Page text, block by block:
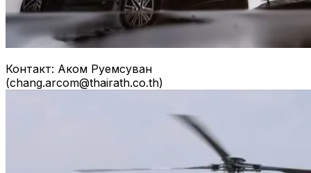
Контакт: Аком Руемсуван
(chang.arcom@thairath.co.th)